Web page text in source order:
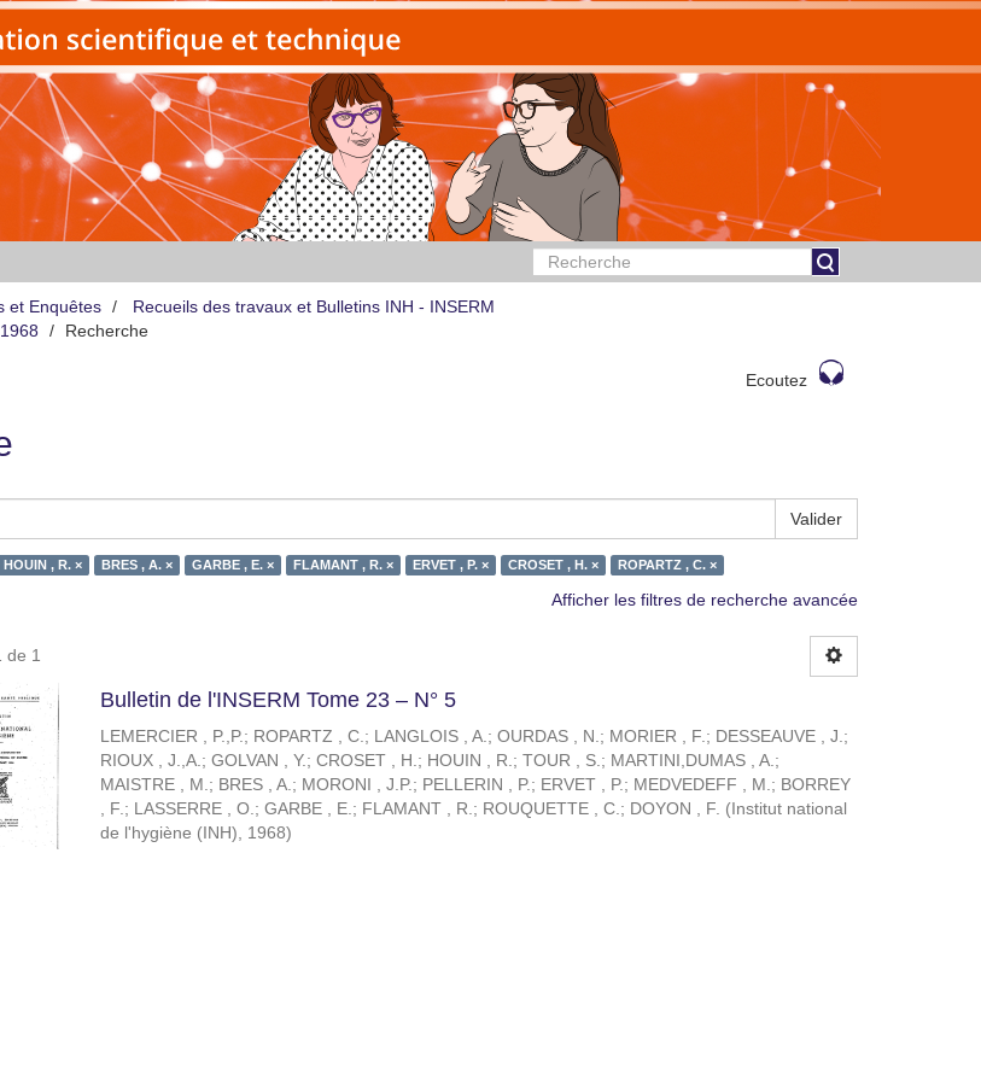
et Enquêtes
Recueils des travaux et Bulletins INH - INSERM
Recherche
Ecoutez
Valider
HOUIN , R. × BRES , A. × GARBE , E. × FLAMANT , R. × ERVET , P. × CROSET , H. × ROPARTZ , C. ×
Afficher les filtres de recherche avancée
de 1
Bulletin de l'INSERM Tome 23 – N° 5
LEMERCIER , P.,P.; ROPARTZ , C.; LANGLOIS , A.; OURDAS , N.; MORIER , F.; DESSEAUVE , J.;
RIOUX , J.,A.; GOLVAN , Y.; CROSET , H.; HOUIN , R.; TOUR , S.; MARTINI,DUMAS , A.;
MAISTRE , M.; BRES , A.; MORONI , J.P.; PELLERIN , P.; ERVET , P.; MEDVEDEFF , M.; BORREY
, F.; LASSERRE , O.; GARBE , E.; FLAMANT , R.; ROUQUETTE , C.; DOYON , F. (Institut national
de l'hygiène (INH), 1968)